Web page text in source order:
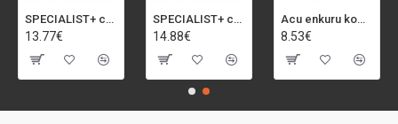
SPECIALIST+ caurumu zāģis BI-METAL, 92 mm
13.77€
SPECIALIST+ caurumu zāģis BI-METAL, 98 mm
14.88€
Acu enkuru komplekts, 3-13 mm, Rapid, 12 gab.
8.53€